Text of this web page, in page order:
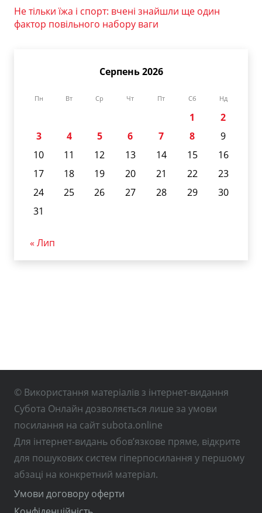
Не тільки їжа і спорт: вчені знайшли ще один
фактор повільного набору ваги
Серпень 2026
Пн Вт Ср Чт Пт Сб Нд
1
2
3
4 5 6 7 8
9
10
11 12 13 14 15
16
17
18 19 20 21 22
23
24
25 26 27 28 29
30
31
« Лип
© Використання матеріалів з інтернет-видання
Субота Онлайн дозволяється лише за умови
посилання на сайт subota.online
Для інтернет-видань обов’язкове пряме, відкрите
для пошукових систем гіперпосилання у першому
абзаці на конкретний матеріал.
Умови договору оферти